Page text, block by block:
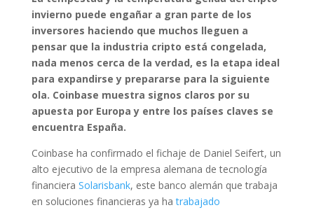
invierno puede engañar a gran parte de los
inversores haciendo que muchos lleguen a
pensar que la industria cripto está congelada,
nada menos cerca de la verdad, es la etapa ideal
para expandirse y prepararse para la siguiente
ola. Coinbase muestra signos claros por su
apuesta por Europa y entre los países claves se
encuentra España.
Coinbase ha confirmado el fichaje de Daniel Seifert, un
alto ejecutivo de la empresa alemana de tecnología
financiera Solarisbank, este banco alemán que trabaja
en soluciones financieras ya hatrabajado